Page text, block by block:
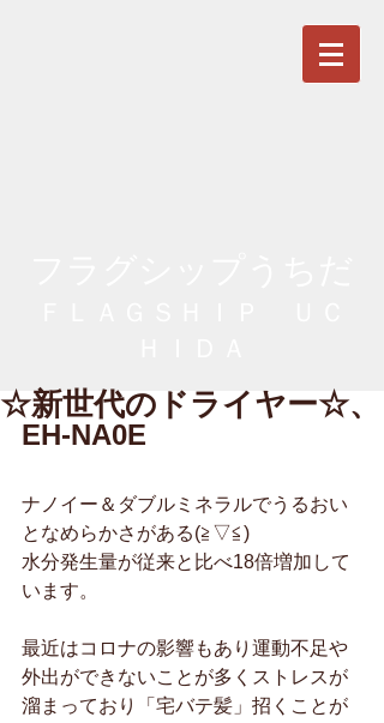
☆新世代のドライヤー☆、
EH-NA0E
ナノイー＆ダブルミネラルでうるおい
となめらかさがある(≧▽≦)
水分発生量が従来と比べ18倍増加して
います。
最近はコロナの影響もあり運動不足や
外出ができないことが多くストレスが
溜まっており「宅バテ髪」招くことが